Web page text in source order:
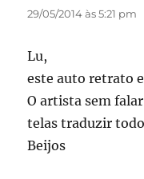
29/05/2014 às 5:21 pm
Lu,
este auto retrato
O artista sem
telas traduzir
Beijos